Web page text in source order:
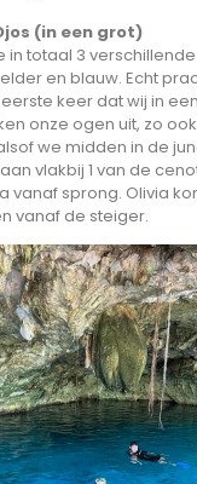
(in een grot)
in totaal 3
en blauw. Echt
keer dat wij in
onze ogen uit, zo
we midden in de
vlakbij 1 van de
vanaf sprong. Olivia
vanaf de steiger.